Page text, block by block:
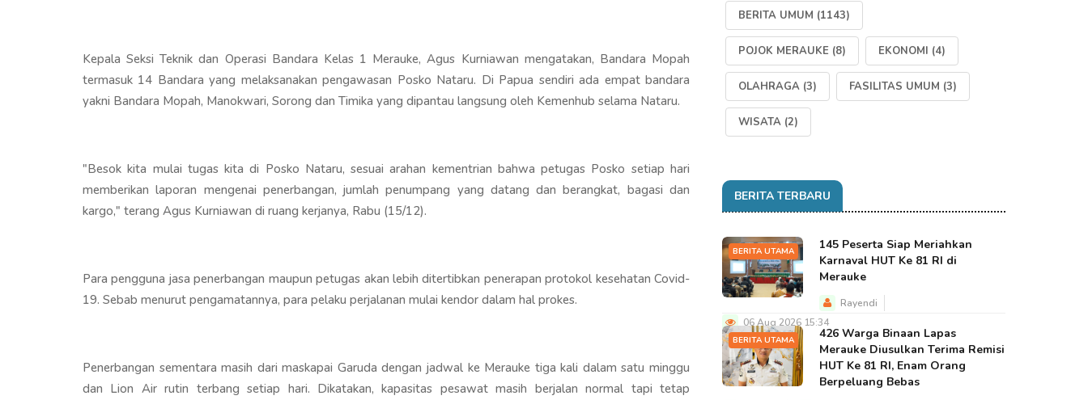
Kepala Seksi Teknik dan Operasi Bandara Kelas 1 Merauke, Agus Kurniawan mengatakan, Bandara Mopah
termasuk 14 Bandara yang melaksanakan pengawasan Posko Nataru. Di Papua sendiri ada empat bandara
yakni Bandara Mopah, Manokwari, Sorong dan Timika yang dipantau langsung oleh Kemenhub selama Nataru.
"Besok kita mulai tugas kita di Posko Nataru, sesuai arahan kementrian bahwa petugas Posko setiap hari
memberikan laporan mengenai penerbangan, jumlah penumpang yang datang dan berangkat, bagasi dan
kargo," terang Agus Kurniawan di ruang kerjanya, Rabu (15/12).
Para pengguna jasa penerbangan maupun petugas akan lebih ditertibkan penerapan protokol kesehatan Covid-
19. Sebab menurut pengamatannya, para pelaku perjalanan mulai kendor dalam hal prokes.
Penerbangan sementara masih dari maskapai Garuda dengan jadwal ke Merauke tiga kali dalam satu minggu
dan Lion Air rutin terbang setiap hari. Dikatakan, kapasitas pesawat masih berjalan normal tapi tetap
BERITA UMUM (1143)
POJOK MERAUKE (8) EKONOMI (4)
OLAHRAGA (3) FASILITAS UMUM (3)
WISATA (2)
BERITA TERBARU
BERITA UTAMA
145 Peserta Siap Meriahkan
Karnaval HUT Ke 81 RI di
Merauke
Rayendi
06 Aug 2026 15:34
BERITA UTAMA
426 Warga Binaan Lapas
Merauke Diusulkan Terima Remisi
HUT Ke 81 RI, Enam Orang
Berpeluang Bebas